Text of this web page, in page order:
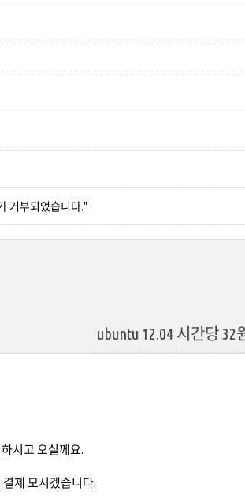
거부되었습니다."
ubuntu 12.04 시간당 32
시고 오실께요.
제 모시겠습니다.